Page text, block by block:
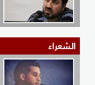
الشعراء